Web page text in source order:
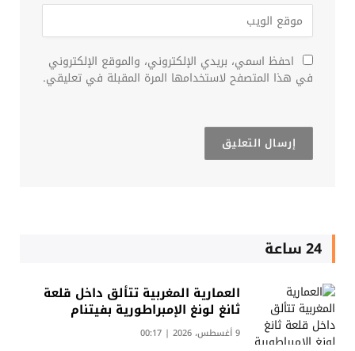
احفظ اسمي، بريدي الإلكتروني، والموقع الإلكتروني
في هذا المتصفح لاستخدامها المرة المقبلة في تعليقي.
24 ساعة
العمارية المغربية تتألق داخل قلعة
ثانغ لونغ الإمبراطورية بفيتنام
9 أغسطس، 2026 | 00:17